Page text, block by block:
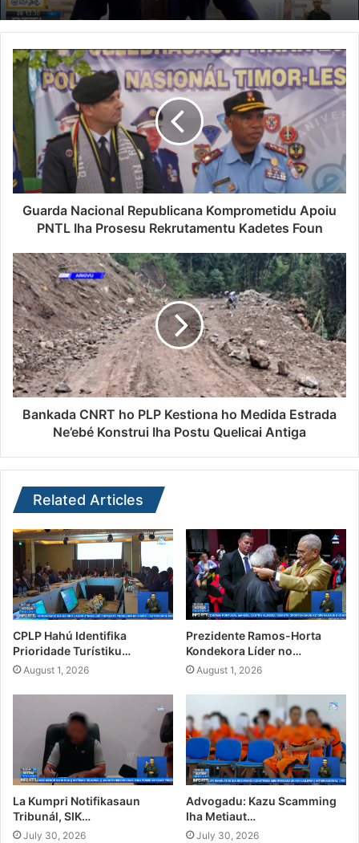
Guarda Nacional Republicana Komprometidu Apoiu
PNTL Iha Prosesu Rekrutamentu Kadetes Foun
Bankada CNRT ho PLP Kestiona ho Medida Estrada
Ne’ebé Konstrui Iha Postu Quelicai Antiga
Related Articles
CPLP Hahú Identifika
Prioridade Turístiku…
August 1, 2026
Prezidente Ramos-Horta
Kondekora Líder no…
August 1, 2026
La Kumpri Notifikasaun
Tribunál, SIK…
July 30, 2026
Advogadu: Kazu Scamming
Iha Metiaut…
July 30, 2026